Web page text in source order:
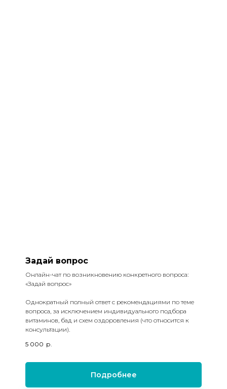
Задай вопрос
Онлайн-чат по возникновению конкретного вопроса:
«Задай вопрос»
Однократный полный ответ с рекомендациями по теме
вопроса, за исключением индивидуального подбора
витаминов, бад и схем оздоровления (что относится к
консультации).
5 000 р.
Подробнее